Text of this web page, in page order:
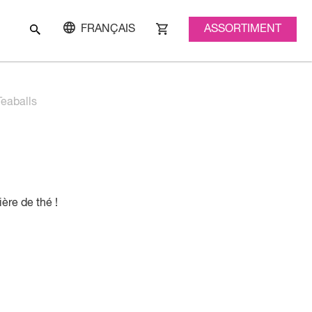
FRANÇAIS ASSORTIMENT
de thé !